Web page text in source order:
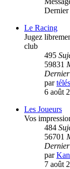
Dernier
Le Racing
Jugez
club
495
59831
Dernier
par
6 août
Les Joueurs
Vos
484
56701
Dernier
par
7 août